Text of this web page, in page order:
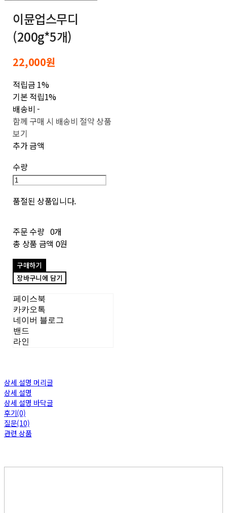
이뮨업스무디
(200g*5개)
22,000원
적립금 1%
기본 적립1%
배송비 -
함께 구매 시 배송비 절약 상품
보기
추가 금액
수량
품절된 상품입니다.
주문 수량 0개
총 상품 금액 0원
구매하기
장바구니에 담기
페이스북
카카오톡
네이버 블로그
밴드
라인
상세 설명 머리글
상세 설명
상세 설명 바닥글
후기(0)
질문(10)
관련 상품